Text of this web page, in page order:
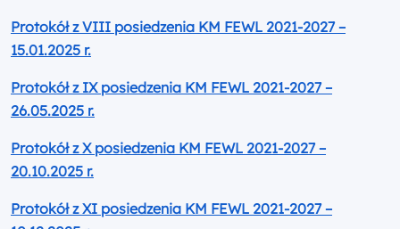
Protokół z VIII posiedzenia KM FEWL 2021-2027 –
15.01.2025 r.
Protokół z IX posiedzenia KM FEWL 2021-2027 –
26.05.2025 r.
Protokół z X posiedzenia KM FEWL 2021-2027 –
20.10.2025 r.
Protokół z XI posiedzenia KM FEWL 2021-2027 –